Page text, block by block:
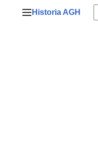
Menu główne
Historia AGH